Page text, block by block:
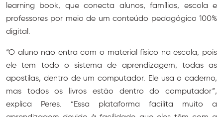
learning book, que conecta alunos, famílias, escola e
professores por meio de um conteúdo pedagógico 100%
digital.
“O aluno não entra com o material físico na escola, pois
ele tem todo o sistema de aprendizagem, todas as
apostilas, dentro de um computador. Ele usa o caderno,
mas todos os livros estão dentro do computador”,
explica Peres. “Essa plataforma facilita muito a